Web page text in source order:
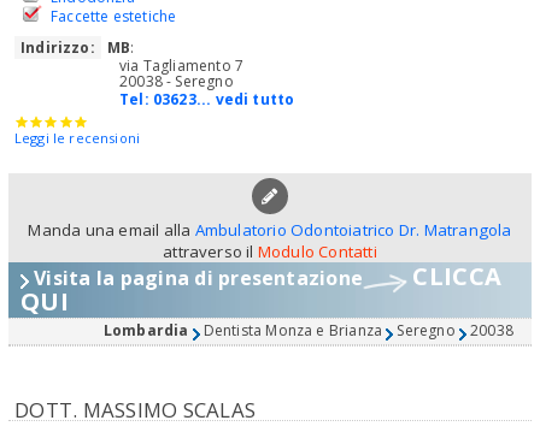
Faccette estetiche
Indirizzo:
MB:
via Tagliamento 7
20038 - Seregno
Tel: 03623... vedi tutto
Leggi le recensioni
Manda una email alla Ambulatorio Odontoiatrico Dr. Matrangola
attraverso il Modulo Contatti
Visita la pagina di presentazione CLICCA
QUI
Lombardia Dentista Monza e Brianza Seregno 20038
DOTT. MASSIMO SCALAS